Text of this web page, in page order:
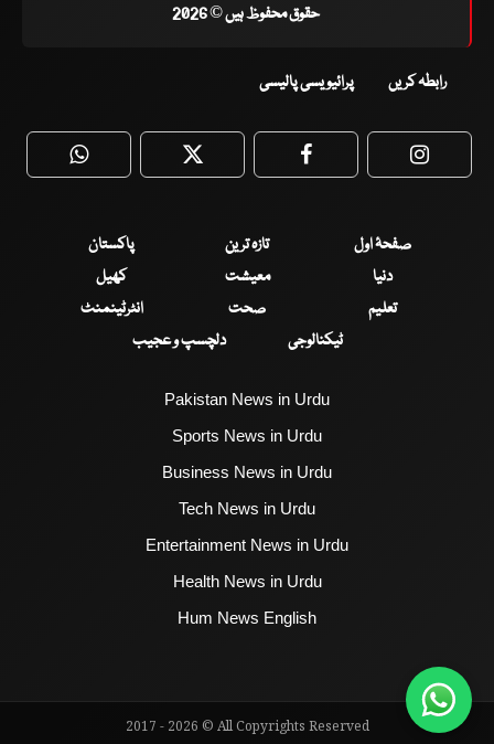
حقوق محفوظ ہیں © 2026
رابطہ کریں پرائیویسی پالیسی
WhatsApp Twitter Facebook
صفحۂ اول تازہ ترین
پاکستان
دنیا
معیشت
کھیل
تعلیم
صحت
انٹرٹینمنٹ
ٹیکنالوجی
دلچسپ و عجیب
Pakistan News in Urdu
Sports News in Urdu
Business News in Urdu
Tech News in Urdu
Entertainment News in Urdu
Health News in Urdu
Hum News English
2017 - 2026 © All Copyrights Reserved